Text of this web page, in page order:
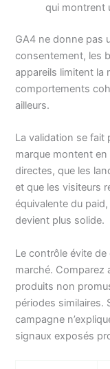
qui montrent
GA4 ne donne pas
consentement, les
appareils limitent la
comportements
ailleurs.
La validation se fait
marque montent
directes, que les
et que les visiteurs
équivalente du
devient plus solide.
Le contrôle évite
marché. Comparez
produits non
périodes similaires.
campagne
signaux exposés